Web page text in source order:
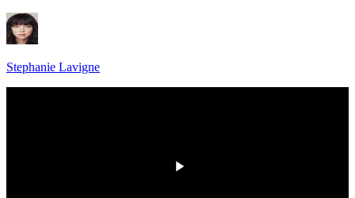
Stephanie Lavigne